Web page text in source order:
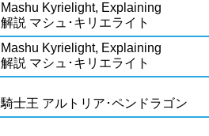
Mashu Kyrielight, Explaining
解説 マシュ･キリエライト
Mashu Kyrielight, Explaining
解説 マシュ･キリエライト
騎士王 アルトリア･ペンドラゴン